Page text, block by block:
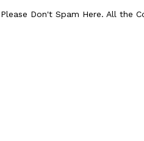
Please Don't Spam Here. All the